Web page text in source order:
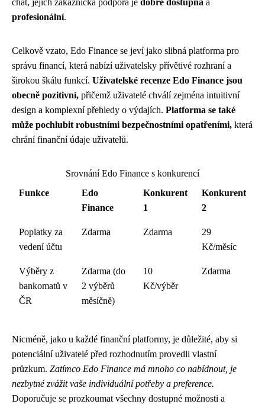
chat, jejich zákaznická podpora je dobře dostupná a
profesionální.
Celkově vzato, Edo Finance se jeví jako slibná platforma pro
správu financí, která nabízí uživatelsky přívětivé rozhraní a
širokou škálu funkcí. Uživatelské recenze Edo Finance jsou
obecně pozitivní, přičemž uživatelé chválí zejména intuitivní
design a komplexní přehledy o výdajích. Platforma se také
může pochlubit robustními bezpečnostními opatřeními, která
chrání finanční údaje uživatelů.
Srovnání Edo Finance s konkurencí
Funkce
Edo
Finance
Konkurent
1
Konkurent
2
Poplatky za
vedení účtu
Zdarma Zdarma
29
Kč/měsíc
Výběry z
bankomatů v
ČR
Zdarma (do
2 výběrů
měsíčně)
10
Kč/výběr
Zdarma
Nicméně, jako u každé finanční platformy, je důležité, aby si
potenciální uživatelé před rozhodnutím provedli vlastní
průzkum. Zatímco Edo Finance má mnoho co nabídnout, je
nezbytné zvážit vaše individuální potřeby a preference.
Doporučuje se prozkoumat všechny dostupné možnosti a